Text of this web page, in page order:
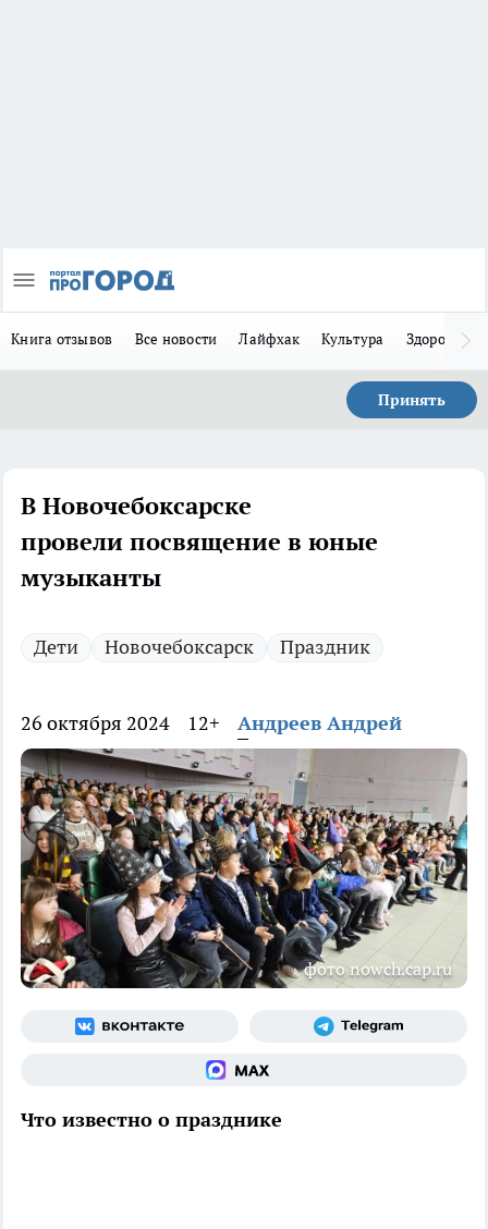
Книга отзывов Все новости Лайфхак Культура Здоровье
Принять
В Новочебоксарске
провели посвящение в юные
музыканты
Дети Новочебоксарск Праздник
26 октября 2024 12+ Андреев Андрей
фото nowch.cap.ru
Что известно о празднике